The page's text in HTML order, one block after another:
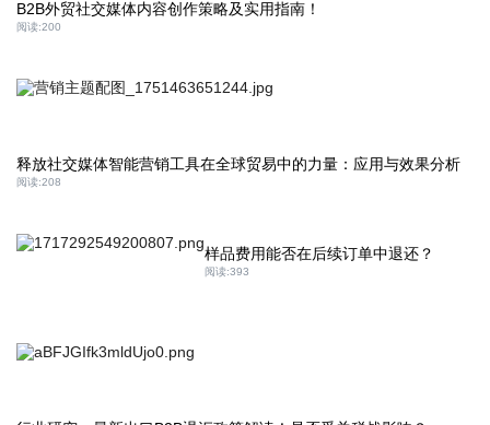
B2B外贸社交媒体内容创作策略及实用指南！
阅读:200
释放社交媒体智能营销工具在全球贸易中的力量：应用与效果分析
阅读:208
样品费用能否在后续订单中退还？
阅读:393